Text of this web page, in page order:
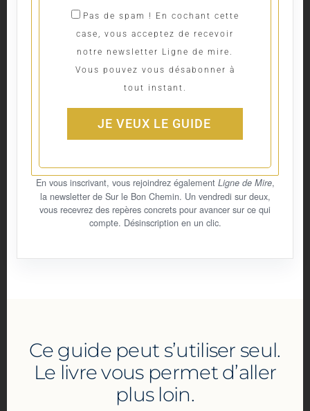
M
a
s
*
A
t
o
n
Pas de spam ! En cochant cette
case, vous acceptez de recevoir
notre newsletter Ligne de mire.
Vous pouvez vous désabonner à
tout instant.
JE VEUX LE GUIDE
En vous inscrivant, vous rejoindrez également Ligne de Mire,
la newsletter de Sur le Bon Chemin. Un vendredi sur deux,
vous recevrez des repères concrets pour avancer sur ce qui
compte. Désinscription en un clic.
Ce guide peut s’utiliser seul.
Le livre vous permet d’aller
plus loin.